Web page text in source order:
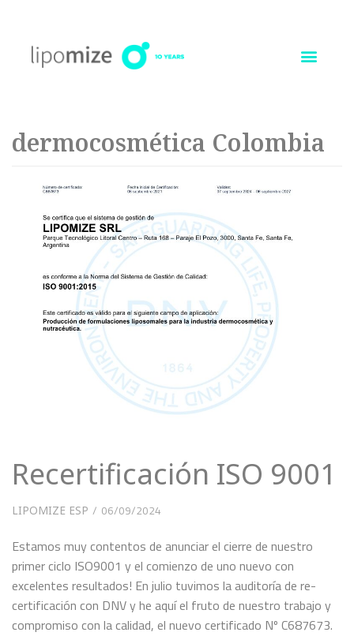
dermocosmética Colombia
Recertificación ISO 9001
LIPOMIZE ESP 06/09/2024
Estamos muy contentos de anunciar el cierre de nuestro
primer ciclo ISO9001 y el comienzo de uno nuevo con
excelentes resultados! En julio tuvimos la auditoría de re-
certificación con DNV y he aquí el fruto de nuestro trabajo y
compromiso con la calidad, el nuevo certificado Nº C687673.